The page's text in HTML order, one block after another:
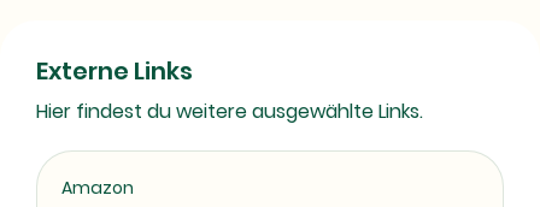
Externe Links
Hier findest du weitere ausgewählte Links.
Amazon